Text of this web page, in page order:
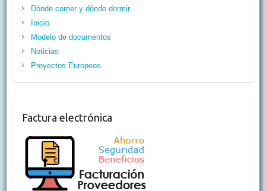
Dónde comer y dónde dormir
Inicio
Modelo de documentos
Noticias
Proyectos Europeos.
Factura electrónica